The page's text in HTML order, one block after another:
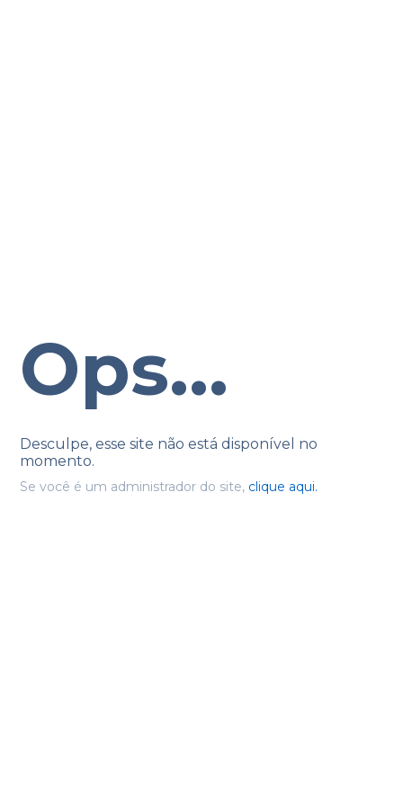
Ops...
Desculpe, esse site não está disponível no
momento.
Se você é um administrador do site, clique aqui.